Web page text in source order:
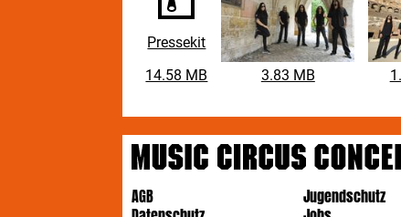
Pressekit
14.58 MB
3.83 MB
AGB
Jugendschutz